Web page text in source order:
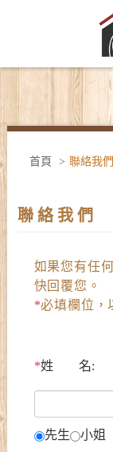
首頁 > 聯絡我們
聯 絡 我 們
如果您有任
快回覆您。
*必填欄位，
*姓 名:
先生 小姐